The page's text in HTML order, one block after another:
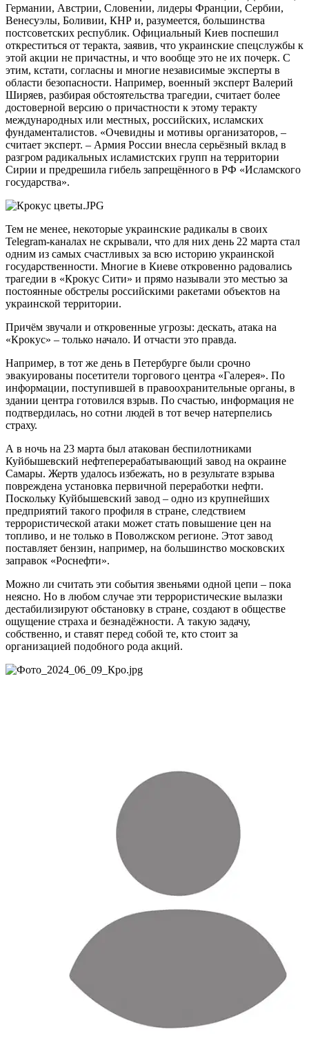
Германии, Австрии, Словении, лидеры Франции, Сербии,
Венесуэлы, Боливии, КНР и, разумеется, большинства
постсоветских республик. Официальный Киев поспешил
откреститься от теракта, заявив, что украинские спецслужбы к
этой акции не причастны, и что вообще это не их почерк. С
этим, кстати, согласны и многие независимые эксперты в
области безопасности. Например, военный эксперт Валерий
Ширяев, разбирая обстоятельства трагедии, считает более
достоверной версию о причастности к этому теракту
международных или местных, российских, исламских
фундаменталистов. «Очевидны и мотивы организаторов, –
считает эксперт. – Армия России внесла серьёзный вклад в
разгром радикальных исламистских групп на территории
Сирии и предрешила гибель запрещённого в РФ «Исламского
государства».
Тем не менее, некоторые украинские радикалы в своих
Telegram-каналах не скрывали, что для них день 22 марта стал
одним из самых счастливых за всю историю украинской
государственности. Многие в Киеве откровенно радовались
трагедии в «Крокус Сити» и прямо называли это местью за
постоянные обстрелы российскими ракетами объектов на
украинской территории.
Причём звучали и откровенные угрозы: дескать, атака на
«Крокус» – только начало. И отчасти это правда.
Например, в тот же день в Петербурге были срочно
эвакуированы посетители торгового центра «Галерея». По
информации, поступившей в правоохранительные органы, в
здании центра готовился взрыв. По счастью, информация не
подтвердилась, но сотни людей в тот вечер натерпелись
страху.
А в ночь на 23 марта был атакован беспилотниками
Куйбышевский нефтеперерабатывающий завод на окраине
Самары. Жертв удалось избежать, но в результате взрыва
повреждена установка первичной переработки нефти.
Поскольку Куйбышевский завод – одно из крупнейших
предприятий такого профиля в стране, следствием
террористической атаки может стать повышение цен на
топливо, и не только в Поволжском регионе. Этот завод
поставляет бензин, например, на большинство московских
заправок «Роснефти».
Можно ли считать эти события звеньями одной цепи – пока
неясно. Но в любом случае эти террористические вылазки
дестабилизируют обстановку в стране, создают в обществе
ощущение страха и безнадёжности. А такую задачу,
собственно, и ставят перед собой те, кто стоит за
организацией подобного рода акций.